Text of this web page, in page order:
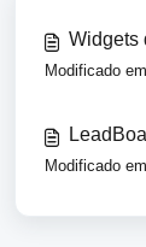
Widgets
Modificado
Modificado